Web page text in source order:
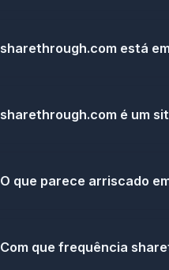
sharethrough.com está
sharethrough.com é um
O que parece arriscado
Com que frequência